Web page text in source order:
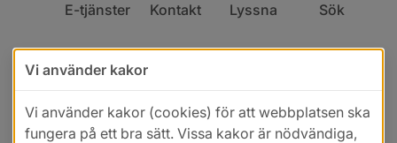
E-tjänster Kontakt Lyssna Sök
Vi använder kakor
Vi använder kakor (cookies) för att webbplatsen ska
fungera på ett bra sätt. Vissa kakor är nödvändiga,